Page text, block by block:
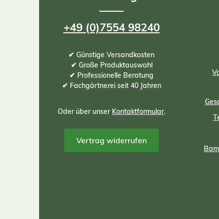
+49 (0)7554 98240
✔ Günstige Versandkosten
✔ Große Produktauswahl
✔ Professionelle Beratung
✔ Fachgärtnerei seit 40 Jahren
Oder über unser Kontaktformular.
Vertrag widerrufen